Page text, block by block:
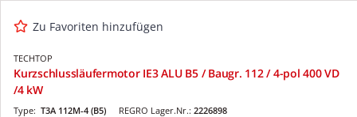
Zu Favoriten hinzufügen
TECHTOP
Kurzschlussläufermotor IE3 ALU B5 / Baugr. 112 / 4-pol 400 VD
/4 kW
REGRO Lager.Nr.: 2226898
Type: T3A 112M-4 (B5)